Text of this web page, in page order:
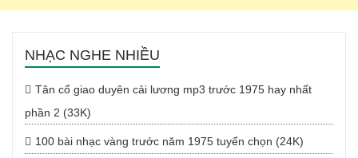
NHẠC NGHE NHIỀU
Tân cổ giao duyên cải lương mp3 trước 1975 hay nhất
phần 2 (33K)
100 bài nhạc vàng trước năm 1975 tuyển chọn (24K)